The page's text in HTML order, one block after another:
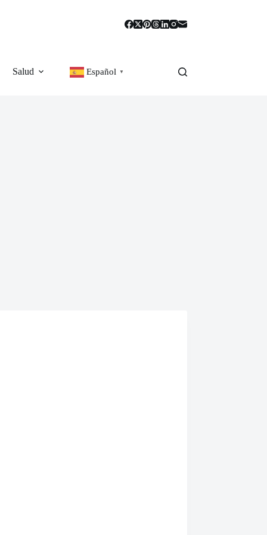
Salud Español ▼